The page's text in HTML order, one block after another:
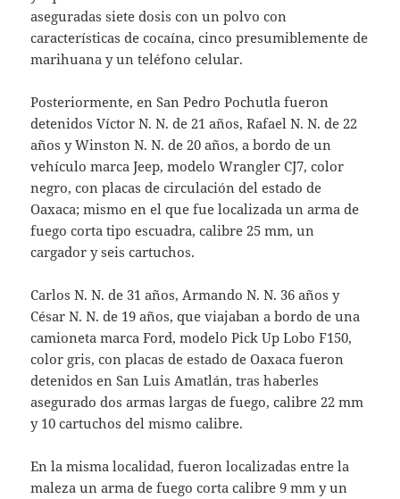
aseguradas siete dosis con un polvo con
características de cocaína, cinco presumiblemente de
marihuana y un teléfono celular.
Posteriormente, en San Pedro Pochutla fueron
detenidos Víctor N. N. de 21 años, Rafael N. N. de 22
años y Winston N. N. de 20 años, a bordo de un
vehículo marca Jeep, modelo Wrangler CJ7, color
negro, con placas de circulación del estado de
Oaxaca; mismo en el que fue localizada un arma de
fuego corta tipo escuadra, calibre 25 mm, un
cargador y seis cartuchos.
Carlos N. N. de 31 años, Armando N. N. 36 años y
César N. N. de 19 años, que viajaban a bordo de una
camioneta marca Ford, modelo Pick Up Lobo F150,
color gris, con placas de estado de Oaxaca fueron
detenidos en San Luis Amatlán, tras haberles
asegurado dos armas largas de fuego, calibre 22 mm
y 10 cartuchos del mismo calibre.
En la misma localidad, fueron localizadas entre la
maleza un arma de fuego corta calibre 9 mm y un